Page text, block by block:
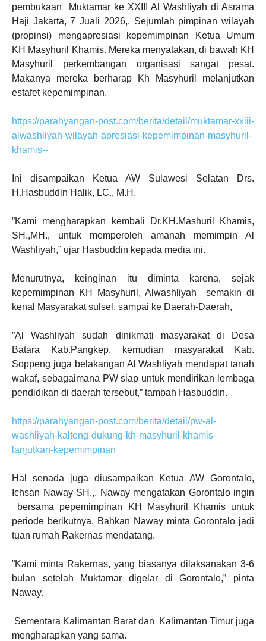
pembukaan Muktamar ke XXIII Al Washliyah di Asrama
Haji Jakarta, 7 Juali 2026,. Sejumlah pimpinan wilayah
(propinsi) mengapresiasi kepemimpinan Ketua Umum
KH Masyhuril Khamis. Mereka menyatakan, di bawah KH
Masyhuril perkembangan organisasi sangat pesat.
Makanya mereka berharap Kh Masyhuril melanjutkan
estafet kepemimpinan.
https://parahyangan-post.com/berita/detail/muktamar-xxiii-
alwashliyah-wilayah-apresiasi-kepemimpinan-masyhuril-
khamis--
Ini disampaikan Ketua AW Sulawesi Selatan Drs.
H.Hasbuddin Halik, LC., M.H.
”Kami mengharapkan kembali Dr.KH.Mashuril Khamis,
SH.,MH., untuk memperoleh amanah memimpin Al
Washliyah,” ujar Hasbuddin kepada media ini.
Menurutnya, keinginan itu diminta karena, sejak
kepemimpinan KH Masyhuril, Alwashliyah semakin di
kenal Masyarakat sulsel, sampai ke Daerah-Daerah,
”Al Washliyah sudah dinikmati masyarakat di Desa
Batara Kab.Pangkep, kemudian masyarakat Kab.
Soppeng juga belakangan Al Washliyah mendapat tanah
wakaf, sebagaimana PW siap untuk mendirikan lembaga
pendidikan di daerah tersebut,” tambah Hasbuddin.
https://parahyangan-post.com/berita/detail/pw-al-
washliyah-kalteng-dukung-kh-masyhuril-khamis-
lanjutkan-kepemimpinan
Hal senada juga diusampaikan Ketua AW Gorontalo,
Ichsan Naway SH.,. Naway mengatakan Gorontalo ingin
bersama pepemimpinan KH Masyhuril Khamis untuk
periode berikutnya. Bahkan Naway minta Gorontalo jadi
tuan rumah Rakernas mendatang.
”Kami minta Rakernas, yang biasanya dilaksanakan 3-6
bulan setelah Muktamar digelar di Gorontalo,” pinta
Naway.
Sementara Kalimantan Barat dan Kalimantan Timur juga
mengharapkan yang sama.